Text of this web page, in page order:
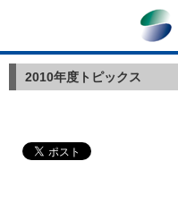
2010年度トピックス